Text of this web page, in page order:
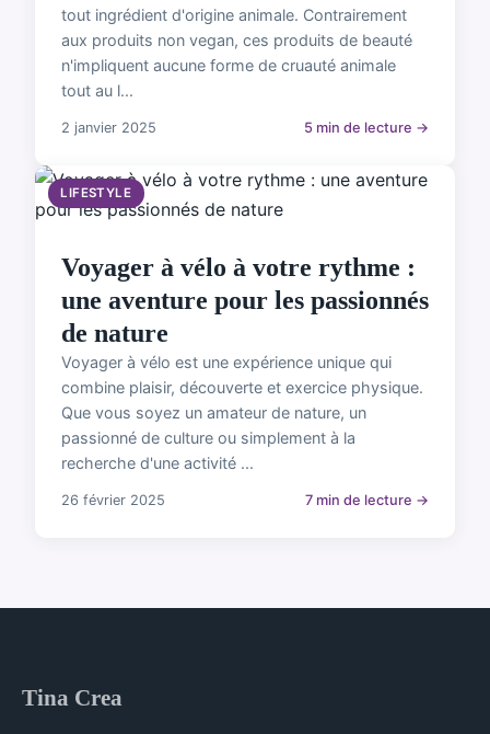
tout ingrédient d'origine animale. Contrairement
aux produits non vegan, ces produits de beauté
n'impliquent aucune forme de cruauté animale
tout au l...
2 janvier 2025 5 min de lecture →
LIFESTYLE
Voyager à vélo à votre rythme :
une aventure pour les passionnés
de nature
Voyager à vélo est une expérience unique qui
combine plaisir, découverte et exercice physique.
Que vous soyez un amateur de nature, un
passionné de culture ou simplement à la
recherche d'une activité ...
26 février 2025 7 min de lecture →
Tina Crea